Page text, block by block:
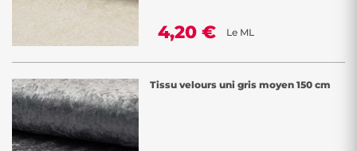
4,20 € Le ML
Tissu velours uni gris moyen 150 cm